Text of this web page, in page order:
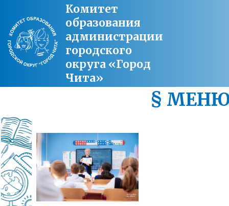
Комитет
образования
администрации
городского
округа «Город
Чита»
§